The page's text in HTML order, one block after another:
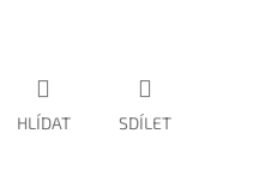
HLÍDAT SDÍLET